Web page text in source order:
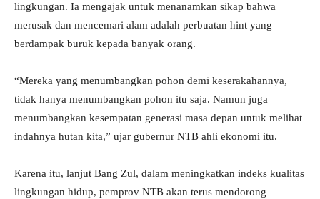
lingkungan. Ia mengajak untuk menanamkan sikap bahwa
merusak dan mencemari alam adalah perbuatan hint yang
berdampak buruk kepada banyak orang.
“Mereka yang menumbangkan pohon demi keserakahannya,
tidak hanya menumbangkan pohon itu saja. Namun juga
menumbangkan kesempatan generasi masa depan untuk melihat
indahnya hutan kita,” ujar gubernur NTB ahli ekonomi itu.
Karena itu, lanjut Bang Zul, dalam meningkatkan indeks kualitas
lingkungan hidup, pemprov NTB akan terus mendorong